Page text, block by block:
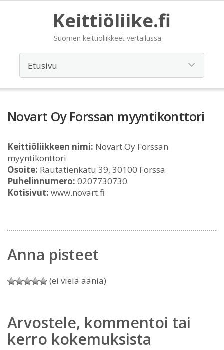
Keittiöliike.fi
Suomen keittiöliikkeet vertailussa
Novart Oy Forssan myyntikonttori
Keittiöliikkeen nimi: Novart Oy Forssan
myyntikonttori
Osoite: Rautatienkatu 39, 30100 Forssa
Puhelinnumero: 0207730730
Kotisivut: www.novart.fi
Anna pisteet
(ei vielä ääniä)
Arvostele, kommentoi tai
kerro kokemuksista